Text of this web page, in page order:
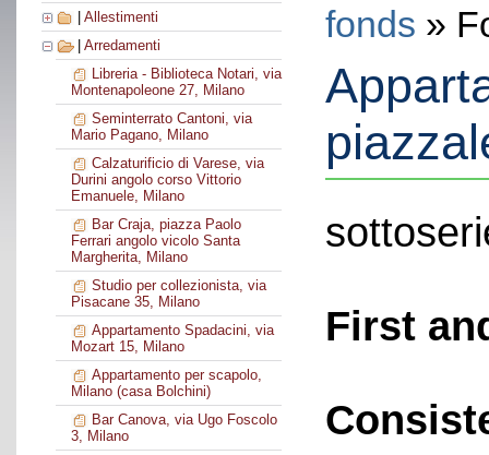
Allestimenti
Arredamenti
Libreria - Biblioteca Notari, via
Montenapoleone 27, Milano
Seminterrato Cantoni, via
Mario Pagano, Milano
Calzaturificio di Varese, via
Durini angolo corso Vittorio
Emanuele, Milano
Bar Craja, piazza Paolo
Ferrari angolo vicolo Santa
Margherita, Milano
Studio per collezionista, via
Pisacane 35, Milano
Appartamento Spadacini, via
Mozart 15, Milano
Appartamento per scapolo,
Milano (casa Bolchini)
Bar Canova, via Ugo Foscolo
3, Milano
fonds »
First